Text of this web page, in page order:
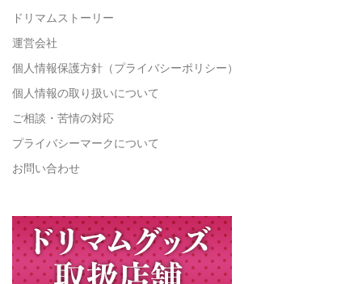
ドリマムストーリー
運営会社
個人情報保護方針（プライバシーポリシー）
個人情報の取り扱いについて
ご相談・苦情の対応
プライバシーマークについて
お問い合わせ